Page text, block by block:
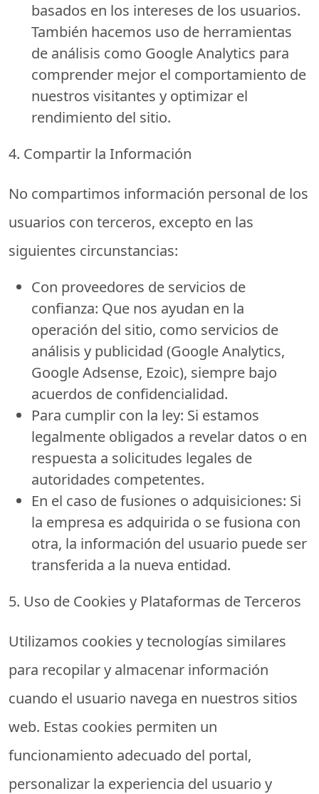
basados en los intereses de los usuarios.
También hacemos uso de herramientas
de análisis como Google Analytics para
comprender mejor el comportamiento de
nuestros visitantes y optimizar el
rendimiento del sitio.
4. Compartir la Información
No compartimos información personal de los
usuarios con terceros, excepto en las
siguientes circunstancias:
Con proveedores de servicios de
confianza: Que nos ayudan en la
operación del sitio, como servicios de
análisis y publicidad (Google Analytics,
Google Adsense, Ezoic), siempre bajo
acuerdos de confidencialidad.
Para cumplir con la ley: Si estamos
legalmente obligados a revelar datos o en
respuesta a solicitudes legales de
autoridades competentes.
En el caso de fusiones o adquisiciones: Si
la empresa es adquirida o se fusiona con
otra, la información del usuario puede ser
transferida a la nueva entidad.
5. Uso de Cookies y Plataformas de Terceros
Utilizamos cookies y tecnologías similares
para recopilar y almacenar información
cuando el usuario navega en nuestros sitios
web. Estas cookies permiten un
funcionamiento adecuado del portal,
personalizar la experiencia del usuario y